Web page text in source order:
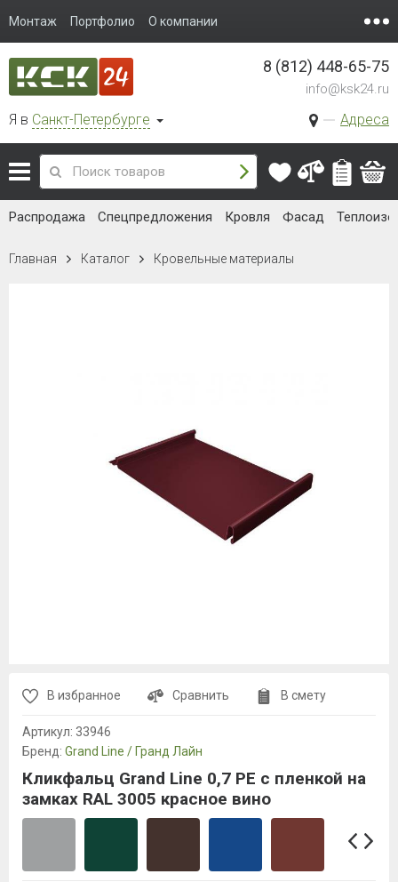
Монтаж Портфолио О компании
Я в Санкт-Петербурге Адреса
8 (812) 448-65-75
info@ksk24.ru
Распродажа Спецпредложения Кровля Фасад
Главная Каталог Кровельные материалы
В избранное Сравнить В смету
Артикул: 33946
Бренд: Grand Line / Гранд Лайн
Кликфальц Grand Line 0,7 PE с пленкой на
замках RAL 3005 красное вино